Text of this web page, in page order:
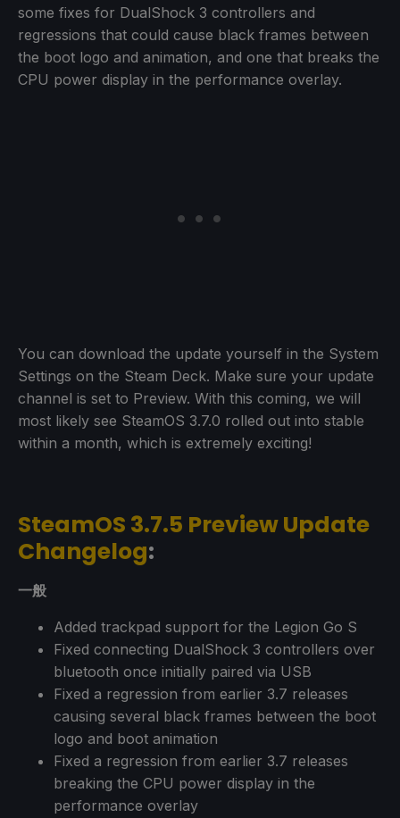
some fixes for DualShock 3 controllers and
regressions that could cause black frames between
the boot logo and animation, and one that breaks the
CPU power display in the performance overlay.
You can download the update yourself in the System
Settings on the Steam Deck. Make sure your update
channel is set to Preview. With this coming, we will
most likely see SteamOS 3.7.0 rolled out into stable
within a month, which is extremely exciting!
SteamOS 3.7.5 Preview Update
Changelog:
一般
Added trackpad support for the Legion Go S
Fixed connecting DualShock 3 controllers over
bluetooth once initially paired via USB
Fixed a regression from earlier 3.7 releases
causing several black frames between the boot
logo and boot animation
Fixed a regression from earlier 3.7 releases
breaking the CPU power display in the
performance overlay